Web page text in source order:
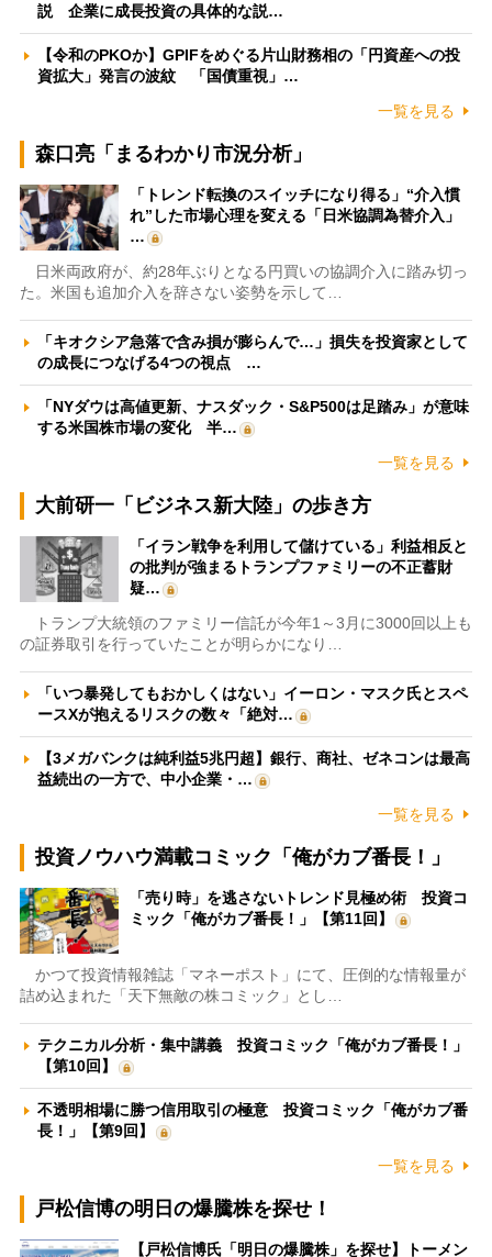
説 企業に成長投資の具体的な説…
【令和のPKOか】GPIFをめぐる片山財務相の「円資産への投
資拡大」発言の波紋 「国債重視」…
一覧を見る
森口亮「まるわかり市況分析」
「トレンド転換のスイッチになり得る」“介入慣
れ”した市場心理を変える「日米協調為替介入」
…
日米両政府が、約28年ぶりとなる円買いの協調介入に踏み切っ
た。米国も追加介入を辞さない姿勢を示して…
「キオクシア急落で含み損が膨らんで…」損失を投資家として
の成長につなげる4つの視点 …
「NYダウは高値更新、ナスダック・S&P500は足踏み」が意味
する米国株市場の変化 半…
一覧を見る
大前研一「ビジネス新大陸」の歩き方
「イラン戦争を利用して儲けている」利益相反と
の批判が強まるトランプファミリーの不正蓄財
疑…
トランプ大統領のファミリー信託が今年1～3月に3000回以上も
の証券取引を行っていたことが明らかになり…
「いつ暴発してもおかしくはない」イーロン・マスク氏とスペ
ースXが抱えるリスクの数々「絶対…
【3メガバンクは純利益5兆円超】銀行、商社、ゼネコンは最高
益続出の一方で、中小企業・…
一覧を見る
投資ノウハウ満載コミック「俺がカブ番長！」
「売り時」を逃さないトレンド見極め術 投資コ
ミック「俺がカブ番長！」【第11回】
かつて投資情報雑誌「マネーポスト」にて、圧倒的な情報量が
詰め込まれた「天下無敵の株コミック」とし…
テクニカル分析・集中講義 投資コミック「俺がカブ番長！」
【第10回】
不透明相場に勝つ信用取引の極意 投資コミック「俺がカブ番
長！」【第9回】
一覧を見る
戸松信博の明日の爆騰株を探せ！
【戸松信博氏「明日の爆騰株」を探せ】トーメン